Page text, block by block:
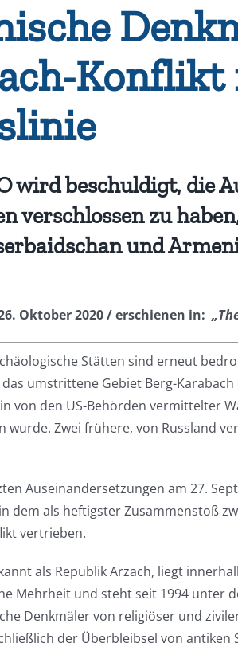
Konflikt
wird beschuldigt, die
verschlossen zu
und
Oktober 2020 / erschienen in:
Stätten sind erneut
umstrittene Gebiet Berg-
von den US-Behörden vermittelter
wurde. Zwei frühere, von Russland
Auseinandersetzungen am 27.
dem als heftigster Zusammenstoß
vertrieben.
als Republik Arzach, liegt
Mehrheit und steht seit 1994 unter
Denkmäler von religiöser und
der Überbleibsel von